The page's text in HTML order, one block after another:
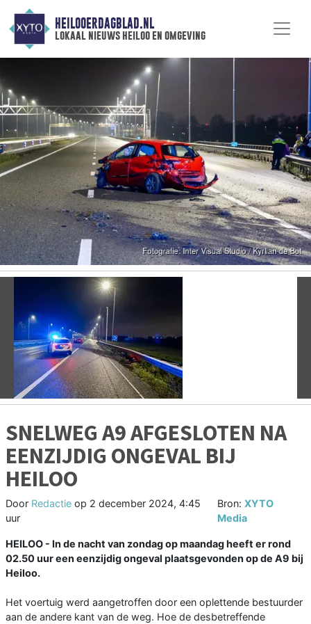
HEILOOERDAGBLAD.NL
lokaal nieuws heiloo en omgeving
Vorige
SNELWEG A9 AFGESLOTEN NA
EENZIJDIG ONGEVAL BIJ
HEILOO
Door Redactie op 2 december 2024, 4:45
uur
Bron:XYTO
Media
HEILOO - In de nacht van zondag op maandag heeft er rond
02.50 uur een eenzijdig ongeval plaatsgevonden op de A9 bij
Heiloo.
Het voertuig werd aangetroffen door een oplettende bestuurder
aan de andere kant van de weg. Hoe de desbetreffende